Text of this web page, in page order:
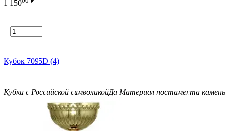
1 150
+ −
Кубок 7095D (4)
Кубки с Российской символикойДа Материал постамента камень